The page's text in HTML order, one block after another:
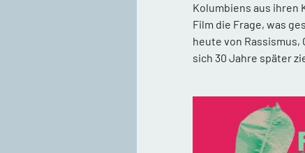
Kolumbiens aus ihren
Film die Frage, was
heute von
sich 30 Jahre später